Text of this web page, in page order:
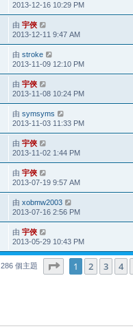
2013-12-16 10:29 PM
由 宇俠
2013-12-11 9:47 AM
由 stroke
2013-11-09 12:10 PM
由 宇俠
2013-11-08 10:24 PM
由 symsyms
2013-11-03 11:33 PM
由 宇俠
2013-11-02 1:44 PM
由 宇俠
2013-07-19 9:57 AM
由 xobmw2003
2013-07-16 2:56 PM
由 宇俠
2013-05-29 10:43 PM
286 個主題 1頁 (共 8頁)
1 2 3 4